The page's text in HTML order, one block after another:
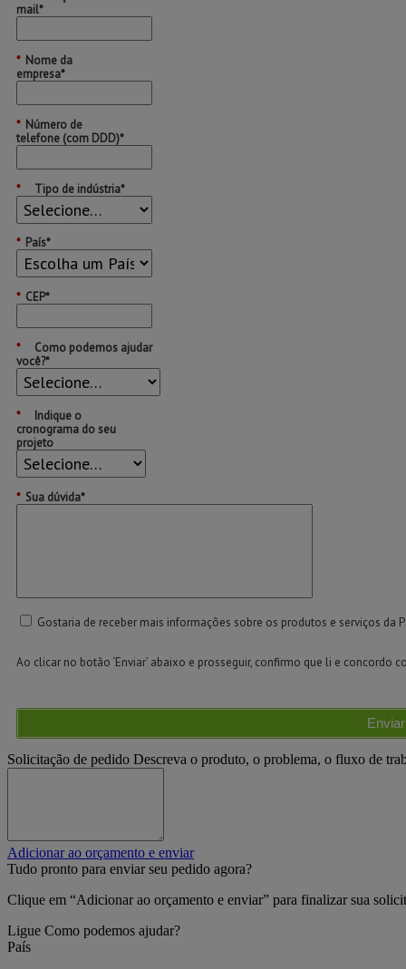
mail*
* Nome da
empresa*
* Número de
telefone (com DDD)*
* Tipo de indústria*
* País*
* CEP*
*
Como podemos ajudar
você?*
*
Indique o
cronograma do seu
projeto
* Sua dúvida*
Gostaria de receber mais informações sobre os produtos e serviços
Ao clicar no botão ‘Enviar’ abaixo e prosseguir, confirmo que li e concordo
Enviar
Solicitação de pedido Descreva o produto, o problema, o fluxo de
Adicionar ao orçamento e enviar
Tudo pronto para enviar seu pedido agora?
Clique em “Adicionar ao orçamento e enviar” para finalizar sua
Ligue Como podemos ajudar?
País